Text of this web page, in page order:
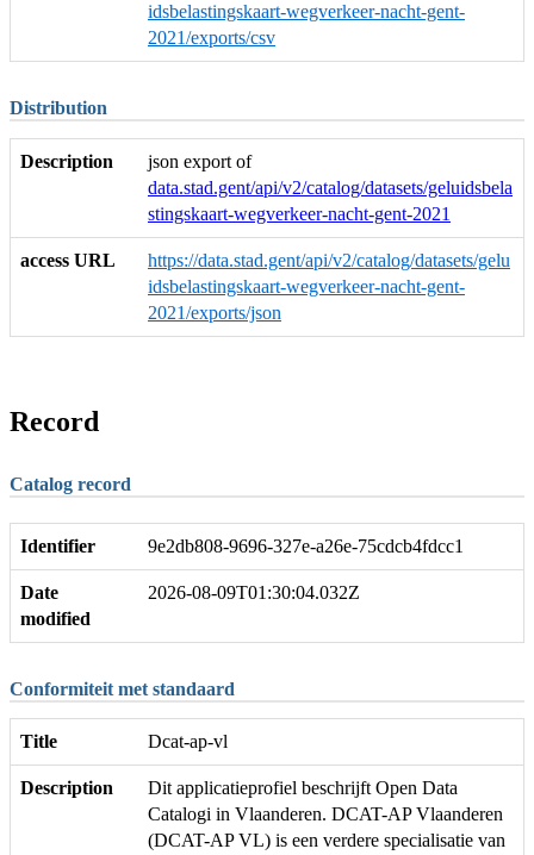
idsbelastingskaart-wegverkeer-nacht-gent-
2021/exports/csv
Distribution
Description
json export of
data.stad.gent/api/v2/catalog/datasets/geluidsbela
stingskaart-wegverkeer-nacht-gent-2021
access URL
https://data.stad.gent/api/v2/catalog/datasets/gelu
idsbelastingskaart-wegverkeer-nacht-gent-
2021/exports/json
Record
Catalog record
Identifier 9e2db808-9696-327e-a26e-75cdcb4fdcc1
Date
modified
2026-08-09T01:30:04.032Z
Conformiteit met standaard
Title Dcat-ap-vl
Description
Dit applicatieprofiel beschrijft Open Data
Catalogi in Vlaanderen. DCAT-AP Vlaanderen
(DCAT-AP VL) is een verdere specialisatie van